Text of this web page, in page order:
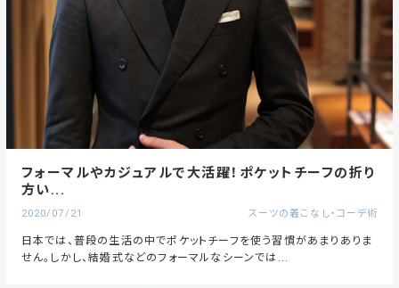
フォーマルやカジュアルで大活躍！ポケットチーフの折り
方い...
2020/07/21 スーツの着こなし・コーデ術
日本では、普段の生活の中でポケットチーフを使う習慣があまりありま
せん。しかし、結婚式などのフォーマルなシーンでは...